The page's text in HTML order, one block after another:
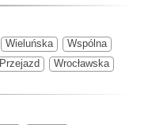
Wieluńska
Wspólna
Przejazd
Wrocławska